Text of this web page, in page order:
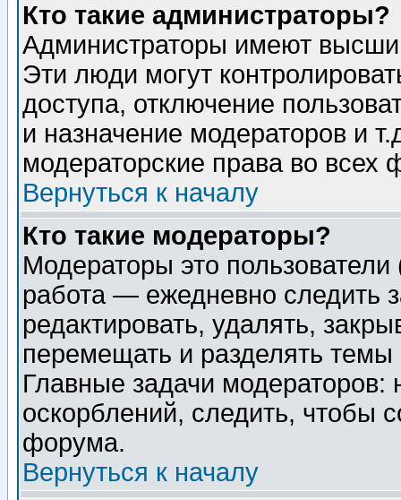
Кто такие администраторы?
Администраторы имеют
Эти люди могут
доступа, отключение
и назначение модераторов и
модераторские права во всех
Вернуться к началу
Кто такие модераторы?
Модераторы это
работа — ежедневно следить
редактировать, удалять,
перемещать и разделять
Главные задачи
оскорблений, следить, чтобы
форума.
Вернуться к началу